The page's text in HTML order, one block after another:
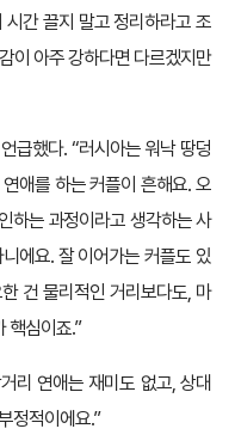
간 끌지 말고 정리하라고 조
이 아주 강하다면 다르겠지만
급했다. “러시아는 워낙 땅덩
애를 하는 커플이 흔해요. 오
하는 과정이라고 생각하는 사
에요. 잘 이어가는 커플도 있
건 물리적인 거리보다도, 마
핵심이죠.”
리 연애는 재미도 없고, 상대
정적이에요.”